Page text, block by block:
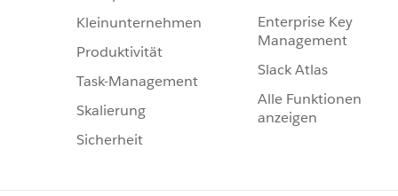
Kleinunternehmen
Produktivität
Task-Management
Skalierung
Sicherheit
Enterprise Key
Management
Slack Atlas
Alle Funktionen
anzeigen